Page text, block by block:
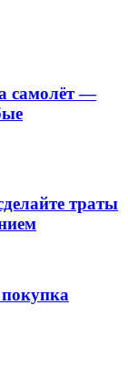
самолёт —
траты